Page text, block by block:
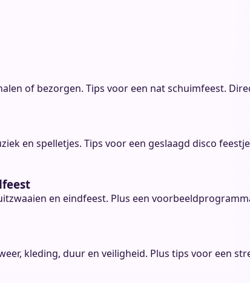
of bezorgen. Tips voor een nat schuimfeest.
en spelletjes. Tips voor een geslaagd disco
en eindfeest. Plus een
kleding, duur en veiligheid. Plus tips voor een